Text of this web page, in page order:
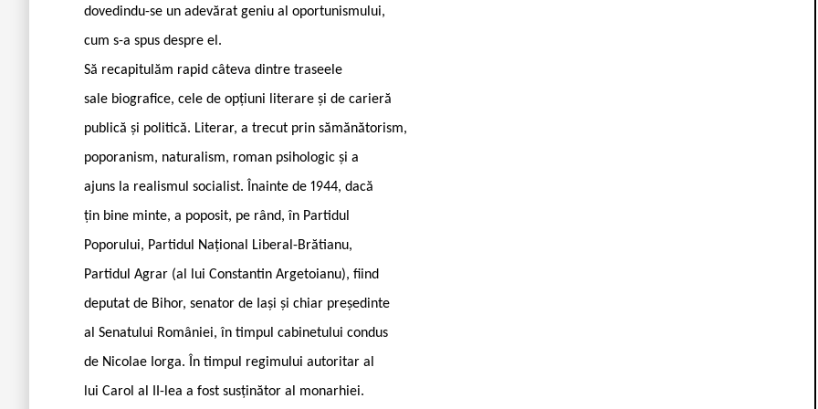
dovedindu-se un adevărat geniu al oportunismului,
cum s-a spus despre el.
Să recapitulăm rapid câteva dintre traseele
sale biografice, cele de opțiuni literare și de carieră
publică și politică. Literar, a trecut prin sămănătorism,
poporanism, naturalism, roman psihologic și a
ajuns la realismul socialist. Înainte de 1944, dacă
țin bine minte, a poposit, pe rând, în Partidul
Poporului, Partidul Național Liberal-Brătianu,
Partidul Agrar (al lui Constantin Argetoianu), fiind
deputat de Bihor, senator de Iași și chiar președinte
al Senatului României, în timpul cabinetului condus
de Nicolae Iorga. În timpul regimului autoritar al
lui Carol al II-lea a fost susținător al monarhiei.